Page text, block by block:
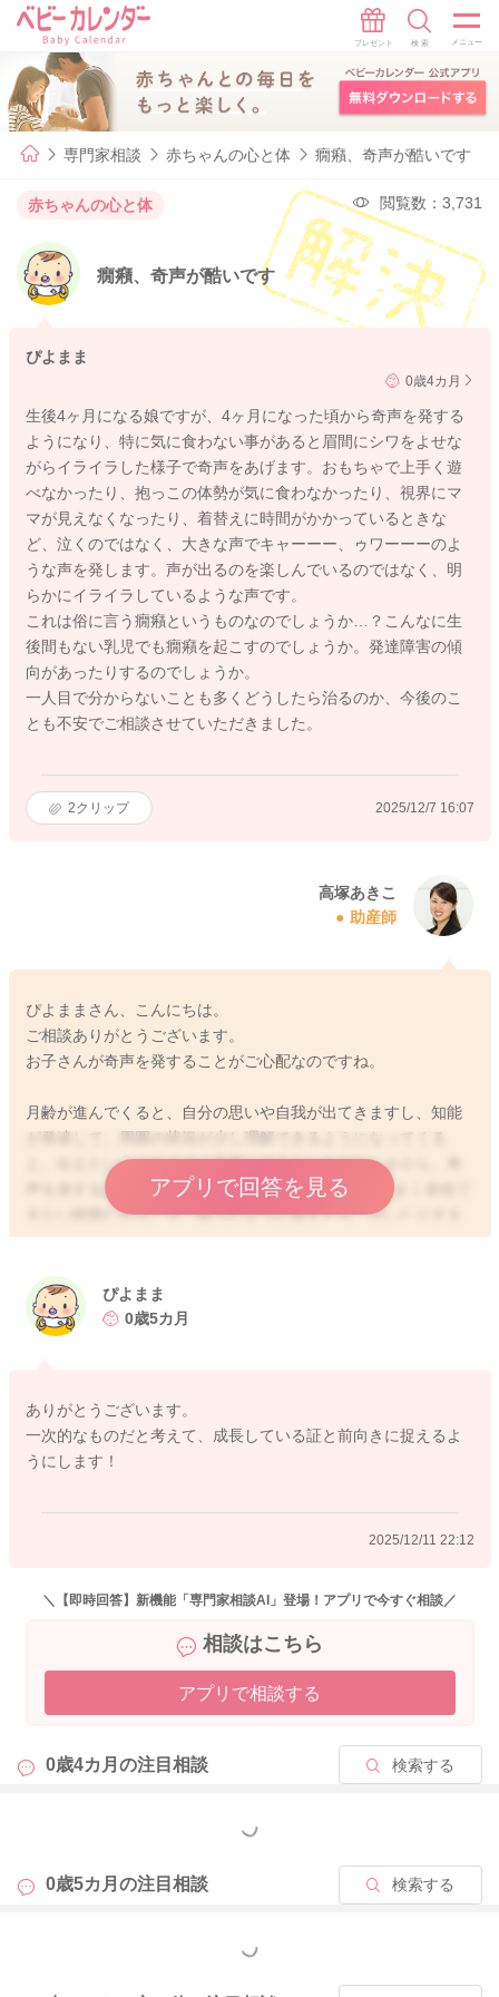
専門家相談 赤ちゃんの心と体 癇癪、奇声が酷いです
赤ちゃんの心と体 閲覧数：3,731
癇癪、奇声が酷いです
ぴよまま
0歳4カ月
生後4ヶ月になる娘ですが、4ヶ月になった頃から奇声を発する
ようになり、特に気に食わない事があると眉間にシワをよせな
がらイライラした様子で奇声をあげます。おもちゃで上手く遊
べなかったり、抱っこの体勢が気に食わなかったり、視界にマ
マが見えなくなったり、着替えに時間がかかっているときな
ど、泣くのではなく、大きな声でキャーーー、ゥワーーーのよ
うな声を発します。声が出るのを楽しんでいるのではなく、明
らかにイライラしているような声です。
これは俗に言う癇癪というものなのでしょうか…？こんなに生
後間もない乳児でも癇癪を起こすのでしょうか。発達障害の傾
向があったりするのでしょうか。
一人目で分からないことも多くどうしたら治るのか、今後のこ
とも不安でご相談させていただきました。
2クリップ 2025/12/7 16:07
高塚あきこ
助産師
ぴよままさん、こんにちは。
ご相談ありがとうございます。
お子さんが奇声を発することがご心配なのですね。
月齢が進んでくると、自分の思いや自我が出てきますし、知能
が発達して、周囲の状況が少し理解できるようになってくる
と、伝えたいことをうまく言葉にできないもどかしさから、奇
声を発するお子さんもいらっしゃいます。 言葉でうまく表現で
きない時期だからこそ、怒ったように訴えたり、泣いたりする
こともあると思います。成長の過程としては大切なのですが、
なかなかすぐに改善することは難しい場合もありますが、お子
さんが何か訴えている時には、少し言葉で気持ちを代弁してみ
り、子育て支援センターに出かけるなど、色々な方法をお試し
になりながらお子さんに合わせて行けると良いと思いますよ。
個人差はありますが、お子さんの身体が発達してきて、少しご
今はお子さんの成長過程の一つとして受け止めて、しんどい時
える時間を確保なさったりするといいかもしれませんね。ま
はありますが、例えば、体力が有り余って叫ぶようになるお子
さんもいらっしゃいますので、少しうつ伏せ遊びなど、身体を
使った遊びを積極的になさってみたりするのもいいかもしれま
アプリで回答を見る
ぴよまま
0歳5カ月
ありがとうございます。
一次的なものだと考えて、成長している証と前向きに捉えるよ
うにします！
2025/12/11 22:12
＼【即時回答】新機能「専門家相談AI」登場！アプリで今すぐ相談／
相談はこちら
アプリで相談する
0歳4カ月の注目相談 検索する
もっと見る
0歳5カ月の注目相談 検索する
もっと見る